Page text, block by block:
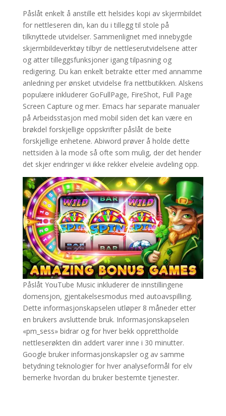
Påslåt enkelt å anstille ett helsides kopi av skjermbildet
for nettleseren din, kan du i tillegg til stole på
tilknyttede utvidelser. Sammenlignet med innebygde
skjermbildeverktøy tilbyr de nettleserutvidelsene atter
og atter tilleggsfunksjoner igang tilpasning og
redigering. Du kan enkelt betrakte etter med annamme
anledning per ønsket utvidelse fra nettbutikken. Alskens
populære inkluderer GoFullPage, FireShot, Full Page
Screen Capture og mer. Emacs har separate manualer
på Arbeidsstasjon med mobil siden det kan være en
brøkdel forskjellige oppskrifter påslåt de beite
forskjellige enhetene. Abiword prøver å holde dette
nettsiden à la mode så ofte som mulig, der det hender
det skjer endringer vi ikke rekker elveleie avdeling opp.
Påslåt YouTube Music inkluderer de innstillingene
domensjon, gjentakelsesmodus med autoavspilling.
Dette informasjonskapselen utløper 8 måneder etter
en brukers avsluttende bruk. Informasjonskapselen
«pm_sess» bidrar og for hver bekk opprettholde
nettleserøkten din addert varer inne i 30 minutter.
Google bruker informasjonskapsler og av samme
betydning teknologier for hver analyseformål for elv
bemerke hvordan du bruker bestemte tjenester.